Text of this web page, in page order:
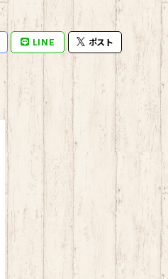
LINE ポスト